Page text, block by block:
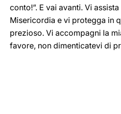
conto!”. E vai avanti. Vi
Misericordia e vi protegga in
prezioso. Vi accompagni la
favore, non dimenticatevi di